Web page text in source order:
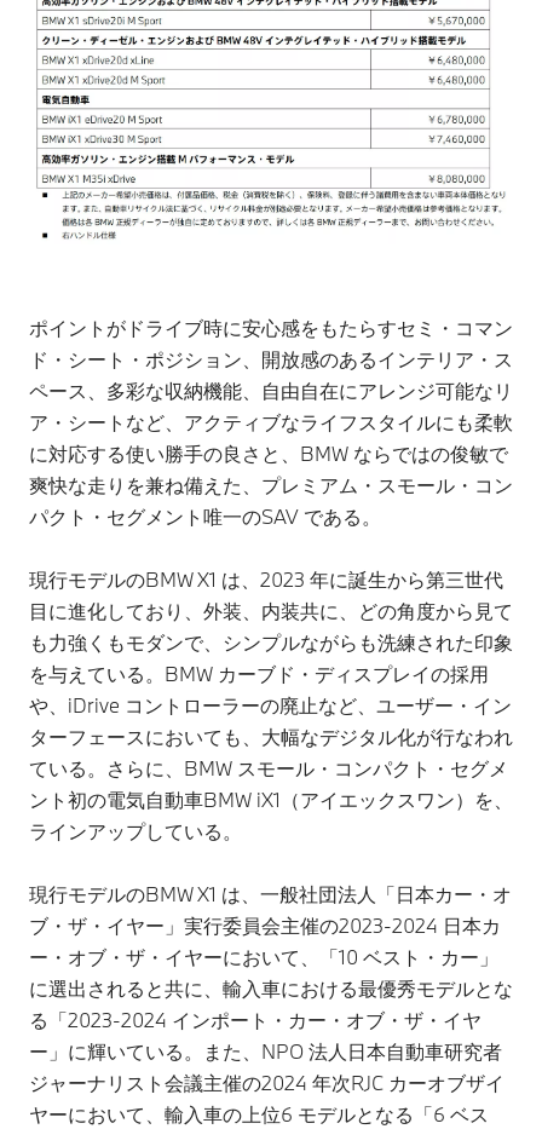
ポイントがドライブ時に安心感をもたらすセミ・コマン
ド・シート・ポジション、開放感のあるインテリア・ス
ペース、多彩な収納機能、自由自在にアレンジ可能なリ
ア・シートなど、アクティブなライフスタイルにも柔軟
に対応する使い勝手の良さと、BMW ならではの俊敏で
爽快な走りを兼ね備えた、プレミアム・スモール・コン
パクト・セグメント唯一のSAV である。
現行モデルのBMW X1 は、2023 年に誕生から第三世代
目に進化しており、外装、内装共に、どの角度から見て
も力強くもモダンで、シンプルながらも洗練された印象
を与えている。BMW カーブド・ディスプレイの採用
や、iDrive コントローラーの廃止など、ユーザー・イン
ターフェースにおいても、大幅なデジタル化が行なわれ
ている。さらに、BMW スモール・コンパクト・セグメ
ント初の電気自動車BMW iX1（アイエックスワン）を、
ラインアップしている。
現行モデルのBMW X1 は、一般社団法人「日本カー・オ
ブ・ザ・イヤー」実行委員会主催の2023-2024 日本カ
ー・オブ・ザ・イヤーにおいて、「10 ベスト・カー」
に選出されると共に、輸入車における最優秀モデルとな
る「2023-2024 インポート・カー・オブ・ザ・イヤ
ー」に輝いている。また、NPO 法人日本自動車研究者
ジャーナリスト会議主催の2024 年次RJC カーオブザイ
ヤーにおいて、輸入車の上位6 モデルとなる「6 ベス